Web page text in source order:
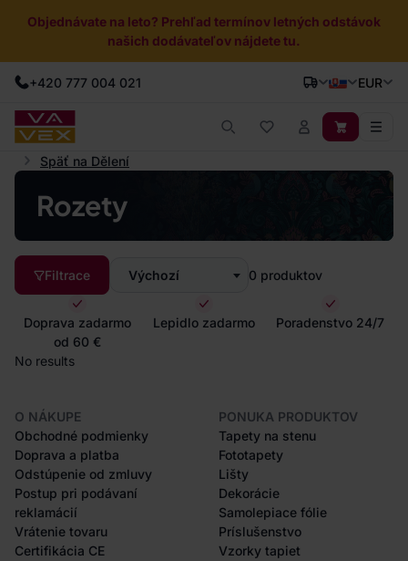
Objednávate na leto? Prehľad termínov letných odstávok
našich dodávateľov nájdete tu.
+420 777 004 021 EUR
Späť na Dělení
Rozety
Filtrace Výchozí 0 produktov
Doprava zadarmo
od 60 €
Lepidlo zadarmo Poradenstvo 24/7
No results
O NÁKUPE
Obchodné podmienky
Doprava a platba
Odstúpenie od zmluvy
Postup pri podávaní
reklamácií
Vrátenie tovaru
Certifikácia CE
PONUKA PRODUKTOV
Tapety na stenu
Fototapety
Lišty
Dekorácie
Samolepiace fólie
Príslušenstvo
Vzorky tapiet